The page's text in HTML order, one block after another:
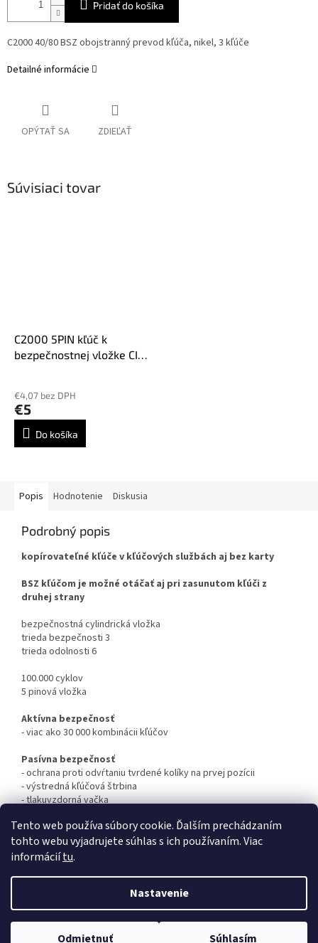
Tento web používa súbory cookie. Ďalším prechádzaním
tohto webu vyjadrujete súhlas s ich používaním. Viac
informáciítu.
Nastavenie
Odmietnuť Súhlasím
Pridať do košíka
C2000 40/80 BSZ obojstranný prevod kľúča, nikel, 3 kľúče
Detailné informácie
OPÝTAŤ SA ZDIEĽAŤ
Súvisiaci tovar
C2000 5PIN kľúč k
bezpečnostnej vložke CISA
€4,07 bez DPH
€5
Do košíka
Popis Hodnotenie Diskusia
Podrobný popis
kopírovateľné kľúče v kľúčových službách aj bez karty
BSZ kľúčom je možné otáčať aj pri zasunutom kľúči z
druhej strany
bezpečnostná cylindrická vložka
trieda bezpečnosti 3
trieda odolnosti 6
100.000 cyklov
5 pinová vložka
Aktívna bezpečnosť
- viac ako 30 000 kombinácii kľúčov
Pasívna bezpečnosť
- ochrana proti odvŕtaniu tvrdené kolíky na prvej pozícii
- výstredná kľúčová štrbina
- tlakuvzdorná vačka
Copyright 2026zamex-klucova-sluzba.sk. Všetky práva
vyhradené.
Upraviť nastavenie cookies